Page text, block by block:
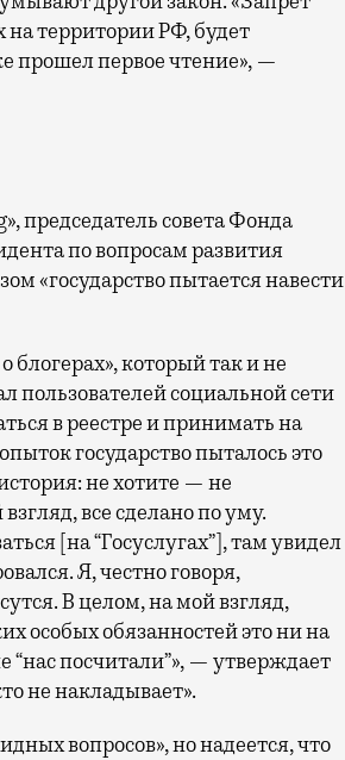
территории РФ, будет
прошел первое чтение», —
председатель совета Фонда
по вопросам развития
«государство пытается навести
блогерах», который так и не
пользователей социальной сети
в реестре и принимать на
государство пыталось это
не хотите — не
все сделано по уму.
[на “Госуслугах”], там увидел
Я, честно говоря,
В целом, на мой взгляд,
особых обязанностей это ни на
“нас посчитали”», — утверждает
не накладывает».
вопросов», но надеется, что